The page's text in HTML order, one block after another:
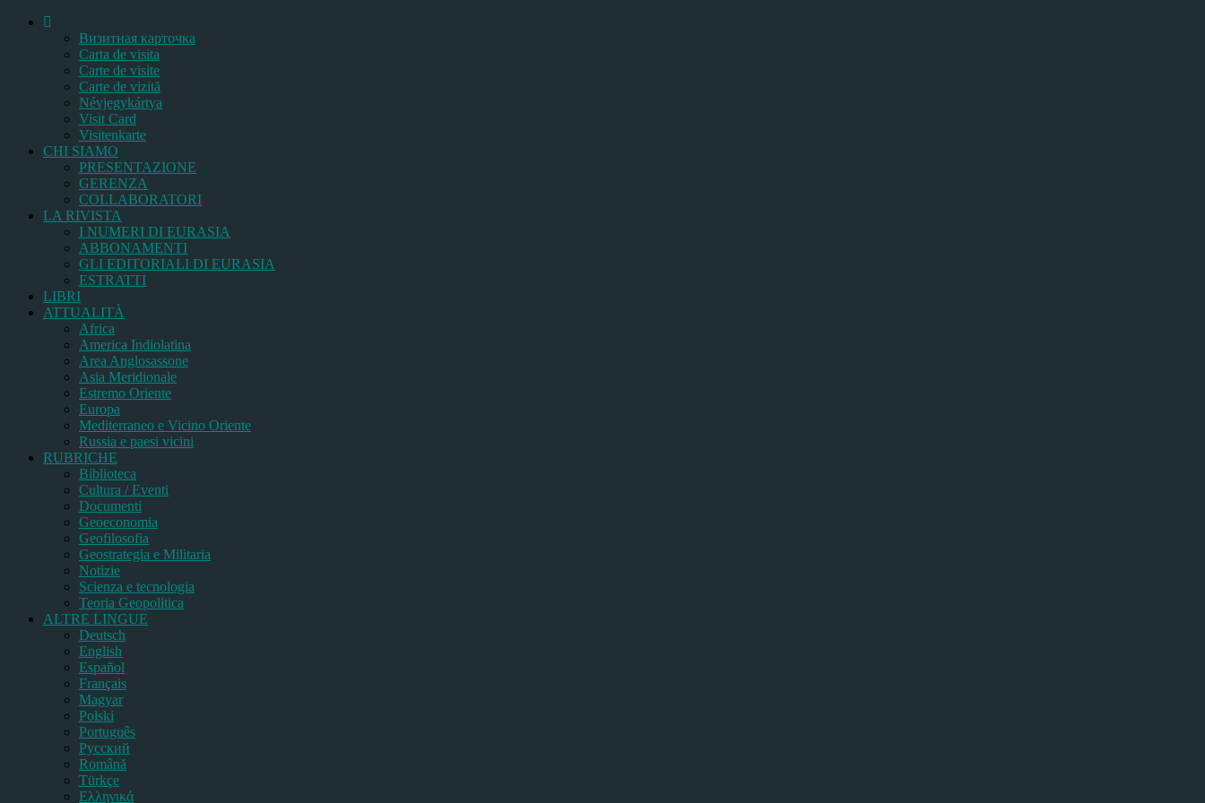
Bизитная карточка
Carta de visita
Carte de visite
Carte de vizită
Névjegykártya
Visit Card
Visitenkarte
CHI SIAMO
PRESENTAZIONE
GERENZA
COLLABORATORI
LA RIVISTA
I NUMERI DI EURASIA
ABBONAMENTI
GLI EDITORIALI DI EURASIA
ESTRATTI
LIBRI
ATTUALITÀ
Africa
America Indiolatina
Area Anglosassone
Asia Meridionale
Estremo Oriente
Europa
Mediterraneo e Vicino Oriente
Russia e paesi vicini
RUBRICHE
Biblioteca
Cultura / Eventi
Documenti
Geoeconomia
Geofilosofia
Geostrategia e Militaria
Notizie
Scienza e tecnologia
Teoria Geopolitica
ALTRE LINGUE
Deutsch
English
Español
Français
Magyar
Polski
Português
Pусский
Română
Türkçe
Ελληνικά